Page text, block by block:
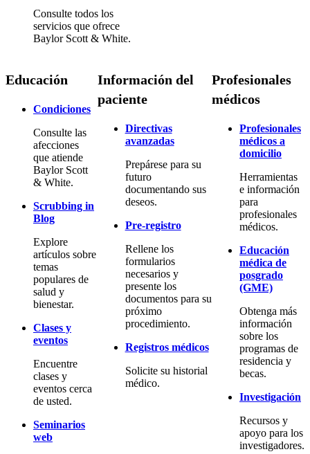
Consulte todos los
servicios que ofrece
Baylor Scott & White.
Educación
Condiciones
Consulte las
afecciones
que atiende
Baylor Scott
& White.
Scrubbing in
Blog
Explore
artículos sobre
temas
populares de
salud y
bienestar.
Clases y
eventos
Encuentre
clases y
eventos cerca
de usted.
Seminarios
web
Información del
paciente
Directivas
avanzadas
Prepárese para su
futuro
documentando sus
deseos.
Pre-registro
Rellene los
formularios
necesarios y
presente los
documentos para su
próximo
procedimiento.
Registros médicos
Solicite su historial
médico.
Profesionales
médicos
Profesionales
médicos a
domicilio
Herramientas
e información
para
profesionales
médicos.
Educación
médica de
posgrado
(GME)
Obtenga más
información
sobre los
programas de
residencia y
becas.
Investigación
Recursos y
apoyo para los
investigadores.